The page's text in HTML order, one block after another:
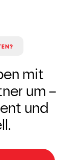
mit
um –
und